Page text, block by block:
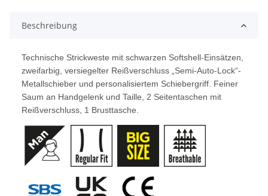
Beschreibung
Technische Strickweste mit schwarzen Softshell-Einsätzen,
zweifarbig, versiegelter Reißverschluss „Semi-Auto-Lock“-
Metallschieber und personalisiertem Schiebergriff. Feiner
Saum an Handgelenk und Taille, 2 Seitentaschen mit
Reißverschluss, 1 Brusttasche.